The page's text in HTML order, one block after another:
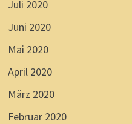
Juli 2020
Juni 2020
Mai 2020
April 2020
März 2020
Februar 2020